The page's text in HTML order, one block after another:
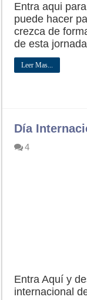
Entra aqui
puede hacer
crezca de
de esta
Leer Mas...
Día
4
Entra Aquí y
internacional